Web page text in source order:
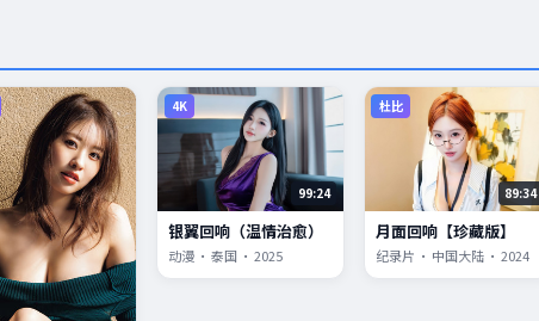
4K
99:24
银翼回响（温情治愈）
动漫 · 泰国 · 2025
杜比
89:34
月面回响【珍藏版】
纪录片 · 中国大陆 · 2024